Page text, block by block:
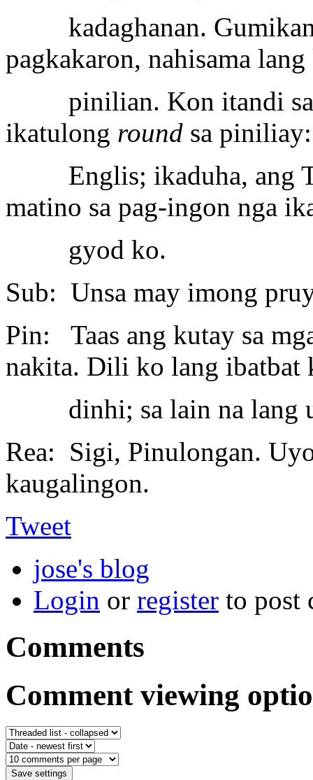
kadaghanan. Gumikan
pagkakaron, nahisama
pinilian. Kon itandi
ikatulong round sa
Englis; ikaduha, ang
matino sa pag-ingon nga
gyod ko.
Sub: Unsa may imong
Pin: Taas ang kutay sa
nakita. Dili ko lang ibatbat
dinhi; sa lain na lang
Rea: Sigi, Pinulongan.
kaugalingon.
Tweet
jose's blog
Login or register to post
Comments
Comment viewing